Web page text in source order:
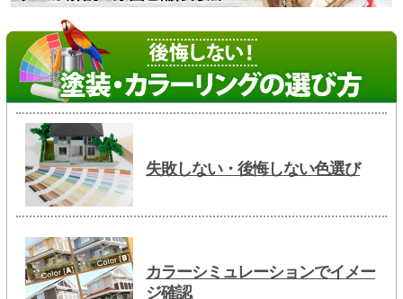
失敗しない・後悔しない色選び
カラーシミュレーションでイメー
ジ確認